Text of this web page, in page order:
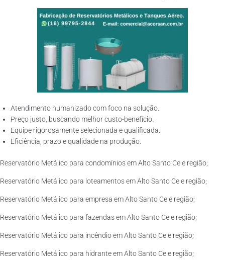
Atendimento humanizado com foco na solução.
Preço justo, buscando melhor custo-benefício.
Equipe rigorosamente selecionada e qualificada.
Eficiência, prazo e qualidade na produção.
Reservatório Metálico para condomínios em Alto Santo Ce e região;
Reservatório Metálico para loteamentos em Alto Santo Ce e região;
Reservatório Metálico para empresa em Alto Santo Ce e região;
Reservatório Metálico para fazendas em Alto Santo Ce e região;
Reservatório Metálico para incêndio em Alto Santo Ce e região;
Reservatório Metálico para hidrante em Alto Santo Ce e região;